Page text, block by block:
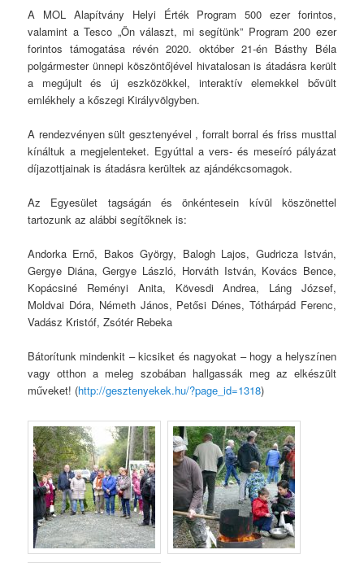
A MOL Alapítvány Helyi Érték Program 500 ezer forintos,
valamint a Tesco „Ön választ, mi segítünk” Program 200 ezer
forintos támogatása révén 2020. október 21-én Básthy Béla
polgármester ünnepi köszöntőjével hivatalosan is átadásra került
a megújult és új eszközökkel, interaktív elemekkel bővült
emlékhely a kőszegi Királyvölgyben.
A rendezvényen sült gesztenyével , forralt borral és friss musttal
kínáltuk a megjelenteket. Egyúttal a vers- és meseíró pályázat
díjazottjainak is átadásra kerültek az ajándékcsomagok.
Az Egyesület tagságán és önkéntesein kívül köszönettel
tartozunk az alábbi segítőknek is:
Andorka Ernő, Bakos György, Balogh Lajos, Gudricza István,
Gergye Diána, Gergye László, Horváth István, Kovács Bence,
Kopácsiné Reményi Anita, Kövesdi Andrea, Láng József,
Moldvai Dóra, Németh János, Petősi Dénes, Tóthárpád Ferenc,
Vadász Kristóf, Zsótér Rebeka
Bátorítunk mindenkit – kicsiket és nagyokat – hogy a helyszínen
vagy otthon a meleg szobában hallgassák meg az elkészült
műveket! (http://gesztenyekek.hu/?page_id=1318)